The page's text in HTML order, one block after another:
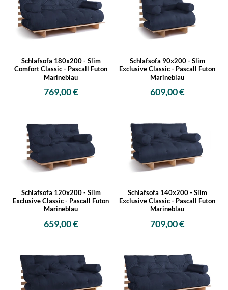
Schlafsofa 180x200 - Slim
Comfort Classic - Pascall Futon
Marineblau
769,00 €
Schlafsofa 90x200 - Slim
Exclusive Classic - Pascall Futon
Marineblau
609,00 €
Schlafsofa 120x200 - Slim
Exclusive Classic - Pascall Futon
Marineblau
659,00 €
Schlafsofa 140x200 - Slim
Exclusive Classic - Pascall Futon
Marineblau
709,00 €